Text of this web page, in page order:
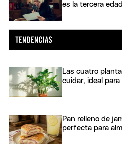
es la tercera edad
Las cuatro
cuidar, ideal
Pan relleno de
perfecta para